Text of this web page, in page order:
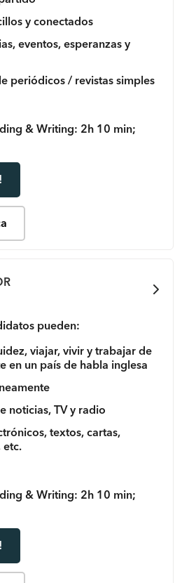
y conectados
eventos, esperanzas y
periódicos / revistas simples
& Writing: 2h 10 min;
pueden:
viajar, vivir y trabajar de
en un país de habla inglesa
noticias, TV y radio
textos, cartas,
etc.
& Writing: 2h 10 min;